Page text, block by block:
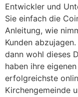
Entwickler und
Sie einfach die
Anleitung, wie
Kunden
dann wohl dieses
haben ihre
erfolgreichste
Kirchengemeinde